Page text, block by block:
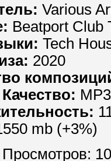
Various
Beatport Club
Tech
2020
mb (+3%)
Просмотров: